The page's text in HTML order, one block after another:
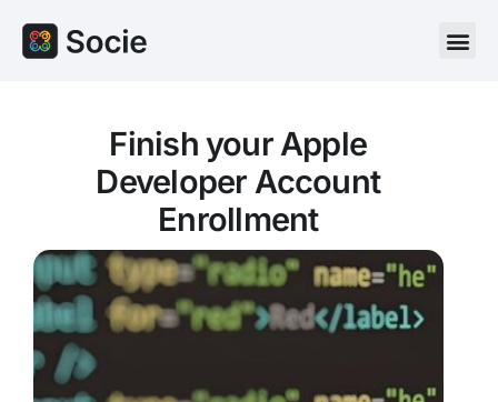
Finish your Apple
Developer Account
Enrollment